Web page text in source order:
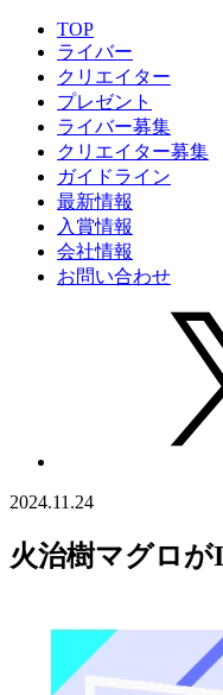
TOP
ライバー
クリエイター
プレゼント
ライバー募集
クリエイター募集
ガイドライン
最新情報
入賞情報
会社情報
お問い合わせ
2024.11.24
火治樹マグロ